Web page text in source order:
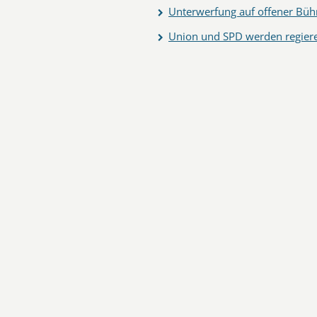
Unterwerfung auf offener
Union und SPD werden